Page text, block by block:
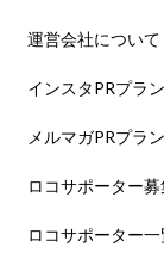
運営会社について
インスタPRプラン
メルマガPRプラン
ロコサポーター募
ロコサポーター一